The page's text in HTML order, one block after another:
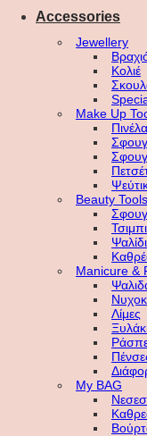
Accessories
Jewellery
Κολιέ
Make Up
Beauty Tools
Manicure &
Λίμες
My BAG